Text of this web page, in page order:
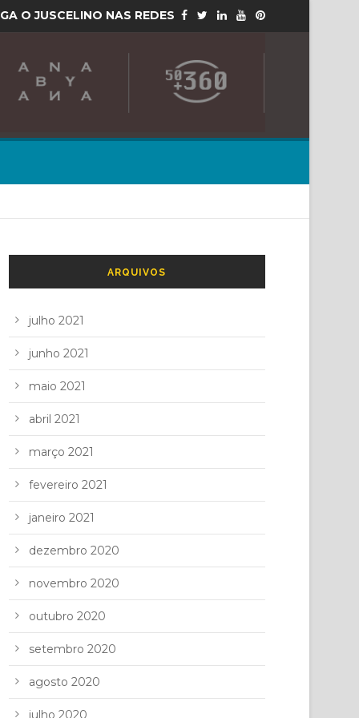
O JUSCELINO NAS REDES
ARQUIVOS
julho 2021
junho 2021
maio 2021
abril 2021
março 2021
fevereiro 2021
janeiro 2021
dezembro 2020
novembro 2020
outubro 2020
setembro 2020
agosto 2020
julho 2020